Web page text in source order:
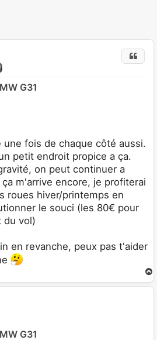
G31
une fois de chaque côté aussi.
petit endroit propice a ça.
on peut continuer a
m'arrive encore, je profiterai
roues hiver/printemps en
le souci (les 80€ pour
du vol)
en revanche, peux pas t'aider
G31